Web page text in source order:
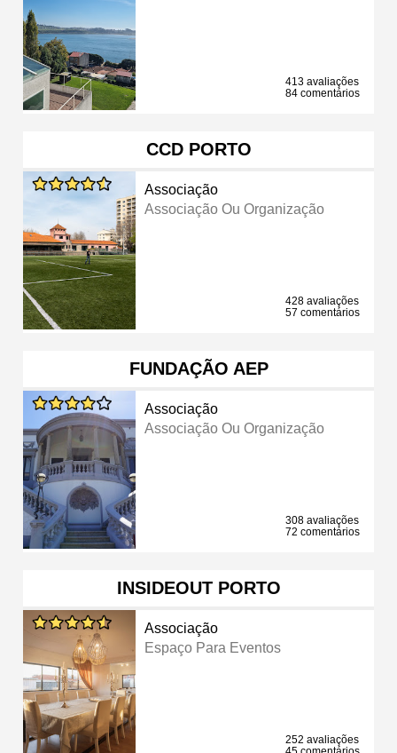
413 avaliações
84 comentários
CCD PORTO
Associação
Associação Ou Organização
428 avaliações
57 comentários
FUNDAÇÃO AEP
Associação
Associação Ou Organização
308 avaliações
72 comentários
INSIDEOUT PORTO
Associação
Espaço Para Eventos
252 avaliações